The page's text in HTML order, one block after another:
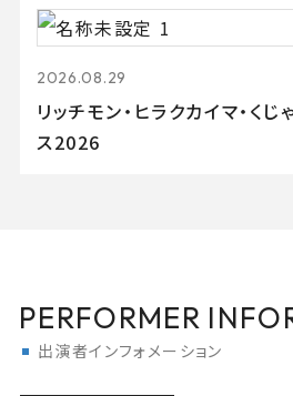
2026.08.29
リッチモン・ヒラクカイマ・く
ス2026
PERFORMER
出演者インフォメーション